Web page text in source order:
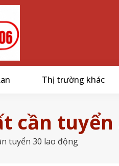
Thị trường khác
cần tuyển
tuyển 30 lao động